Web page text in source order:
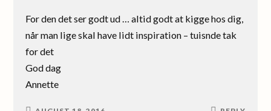
For den det ser godt ud … altid godt at kigge hos dig,
når man lige skal have lidt inspiration – tuisnde tak
for det
God dag
Annette